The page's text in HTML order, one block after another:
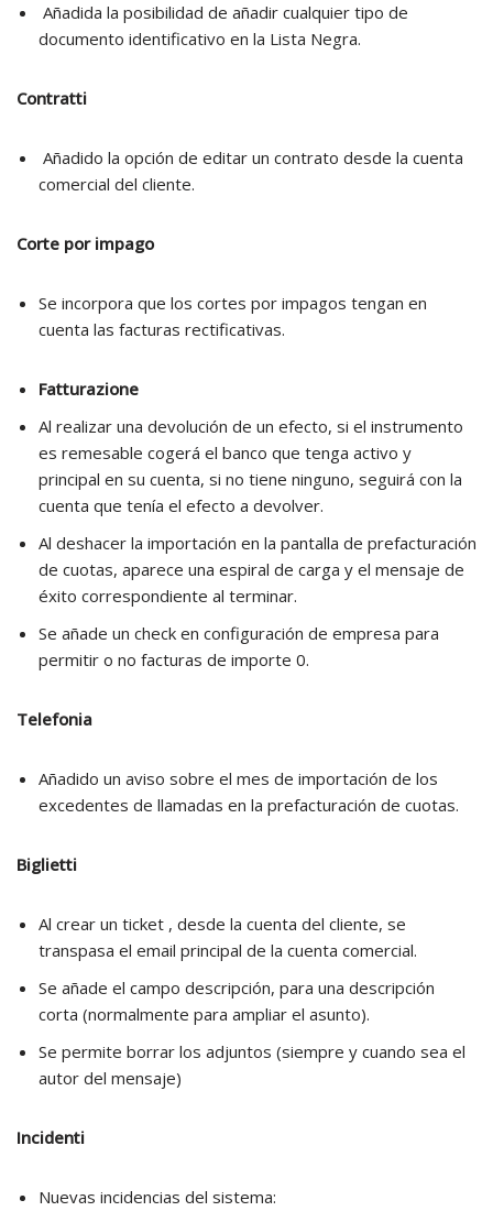
Añadida la posibilidad de añadir cualquier tipo de
documento identificativo en la Lista Negra.
Contratti
Añadido la opción de editar un contrato desde la cuenta
comercial del cliente.
Corte por impago
Se incorpora que los cortes por impagos tengan en
cuenta las facturas rectificativas.
Fatturazione
Al realizar una devolución de un efecto, si el instrumento
es remesable cogerá el banco que tenga activo y
principal en su cuenta, si no tiene ninguno, seguirá con la
cuenta que tenía el efecto a devolver.
Al deshacer la importación en la pantalla de prefacturación
de cuotas, aparece una espiral de carga y el mensaje de
éxito correspondiente al terminar.
Se añade un check en configuración de empresa para
permitir o no facturas de importe 0.
Telefonia
Añadido un aviso sobre el mes de importación de los
excedentes de llamadas en la prefacturación de cuotas.
Biglietti
Al crear un ticket , desde la cuenta del cliente, se
transpasa el email principal de la cuenta comercial.
Se añade el campo descripción, para una descripción
corta (normalmente para ampliar el asunto).
Se permite borrar los adjuntos (siempre y cuando sea el
autor del mensaje)
Incidenti
Nuevas incidencias del sistema: